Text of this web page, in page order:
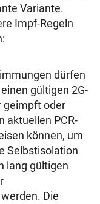
Variante.
Impf-Regeln
dürfen
gültigen 2G-
geimpft oder
aktuellen PCR-
können, um
Selbstisolation
lang gültigen
Die